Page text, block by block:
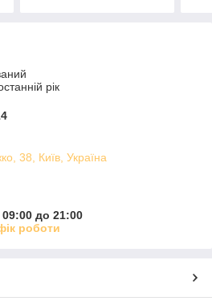
рік
38, Київ, Україна
до 21:00
роботи